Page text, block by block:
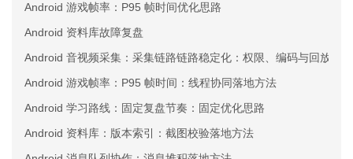
Android 游戏帧率：P95 帧时间优化思路
Android 资料库故障复盘
Android 音视频采集：采集链路链路稳定化：权限、编码与回放三
Android 游戏帧率：P95 帧时间：线程协同落地方法
Android 学习路线：固定复盘节奏：固定优化思路
Android 资料库：版本索引：截图校验落地方法